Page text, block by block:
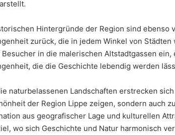
Hintergründe der Region sind ebenso
zurück, die in jedem Winkel von
in die malerischen Altstadtgassen
die die Geschichte lebendig werden
naturbelassenen Landschaften erstrecken
der Region Lippe zeigen, sondern auch
aus geografischer Lage und kulturellen
wo sich Geschichte und Natur harmonisch